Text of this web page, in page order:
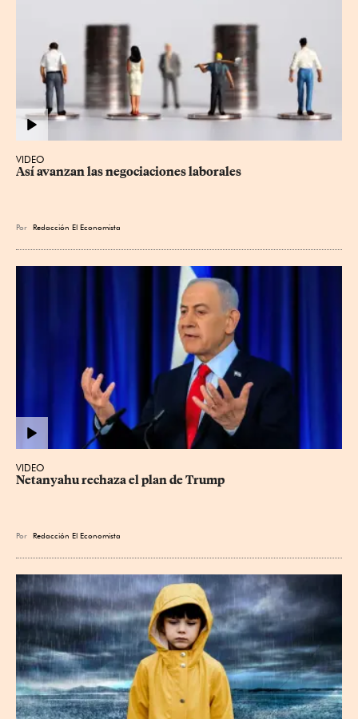
VIDEO
Así avanzan las negociaciones laborales
Por Redacción El Economista
VIDEO
Netanyahu rechaza el plan de Trump
Por Redacción El Economista